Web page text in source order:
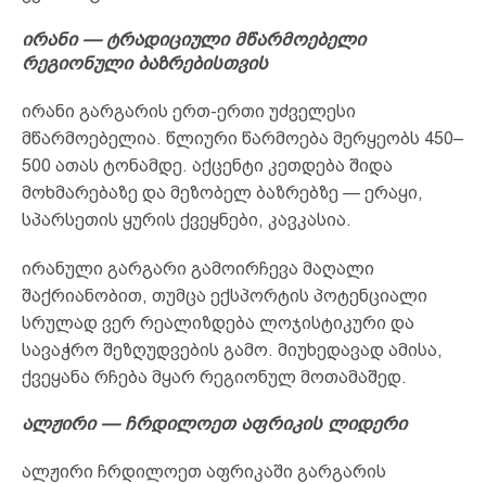
ირანი — ტრადიციული მწარმოებელი
რეგიონული ბაზრებისთვის
ირანი გარგარის ერთ-ერთი უძველესი
მწარმოებელია. წლიური წარმოება მერყეობს 450–
500 ათას ტონამდე. აქცენტი კეთდება შიდა
მოხმარებაზე და მეზობელ ბაზრებზე — ერაყი,
სპარსეთის ყურის ქვეყნები, კავკასია.
ირანული გარგარი გამოირჩევა მაღალი
შაქრიანობით, თუმცა ექსპორტის პოტენციალი
სრულად ვერ რეალიზდება ლოჯისტიკური და
სავაჭრო შეზღუდვების გამო. მიუხედავად ამისა,
ქვეყანა რჩება მყარ რეგიონულ მოთამაშედ.
ალჟირი — ჩრდილოეთ აფრიკის ლიდერი
ალჟირი ჩრდილოეთ აფრიკაში გარგარის